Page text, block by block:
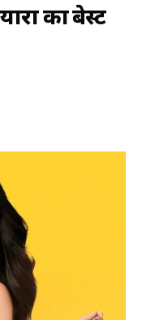
का बेस्ट